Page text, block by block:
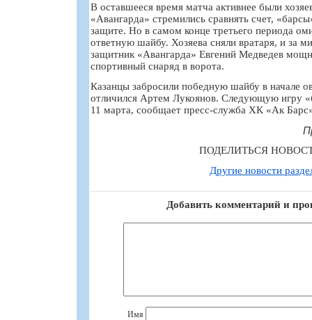
В оставшееся время матча активнее были
«Авангарда» стремились сравнять счет,
защите. Но в самом конце третьего периода
ответную шайбу. Хозяева сняли вратаря, и за
защитник «Авангарда» Евгений Медведев
спортивный снаряд в ворота.
Казанцы забросили победную шайбу в начале
отличился Артем Лукоянов. Следующую игру
11 марта, сообщает пресс-служба ХК «Ак
ПОДЕЛИТЬСЯ
Другие новости
Добавить комментарий и
Имя